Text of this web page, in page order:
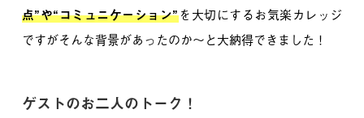
点”や“コミュニケーション”を大切にするお気楽カレッジ
ですがそんな背景があったのか～と大納得できました！
ゲストのお二人のトーク！